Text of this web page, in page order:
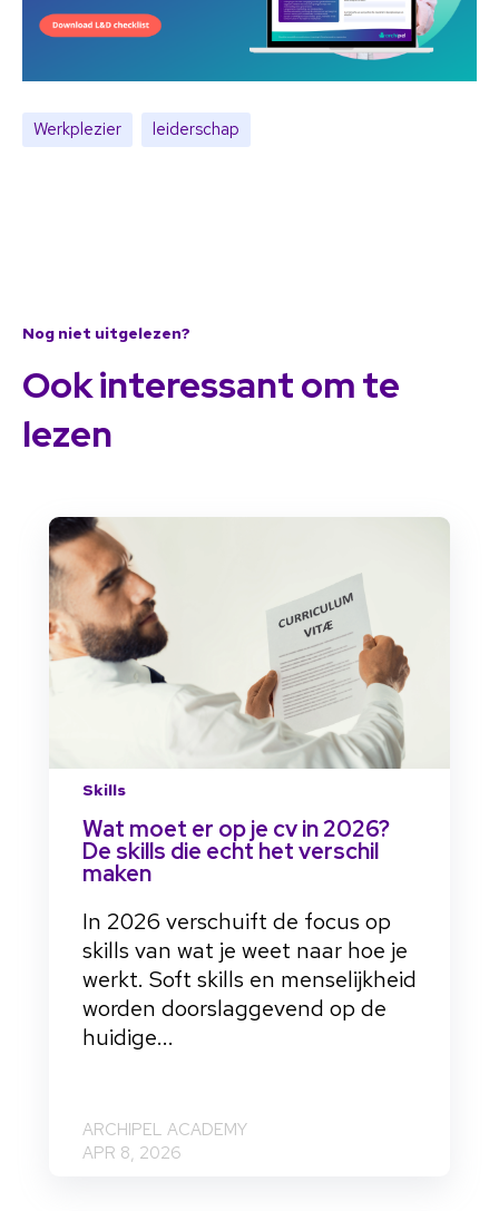
Werkplezier leiderschap
Nog niet uitgelezen?
Ook interessant om te
lezen
Skills
Wat moet er op je cv in 2026?
De skills die echt het verschil
maken
In 2026 verschuift de focus op
skills van wat je weet naar hoe je
werkt. Soft skills en menselijkheid
worden doorslaggevend op de
huidige...
ARCHIPEL ACADEMY
APR 8, 2026